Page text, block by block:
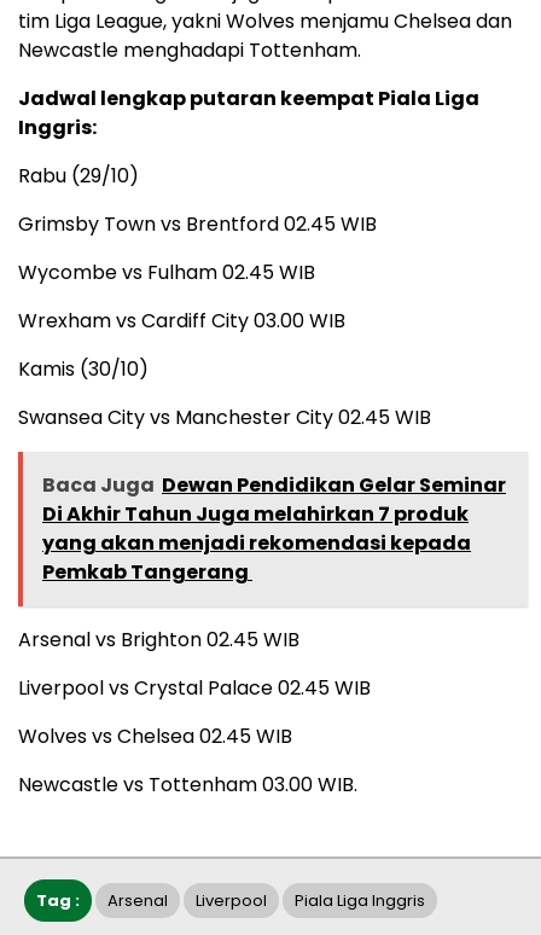
tim Liga League, yakni Wolves menjamu Chelsea dan
Newcastle menghadapi Tottenham.
Jadwal lengkap putaran keempat Piala Liga
Inggris:
Rabu (29/10)
Grimsby Town vs Brentford 02.45 WIB
Wycombe vs Fulham 02.45 WIB
Wrexham vs Cardiff City 03.00 WIB
Kamis (30/10)
Swansea City vs Manchester City 02.45 WIB
Baca Juga Dewan Pendidikan Gelar Seminar
Di Akhir Tahun Juga melahirkan 7 produk
yang akan menjadi rekomendasi kepada
Pemkab Tangerang
Arsenal vs Brighton 02.45 WIB
Liverpool vs Crystal Palace 02.45 WIB
Wolves vs Chelsea 02.45 WIB
Newcastle vs Tottenham 03.00 WIB.
Tag : Arsenal Liverpool Piala Liga Inggris